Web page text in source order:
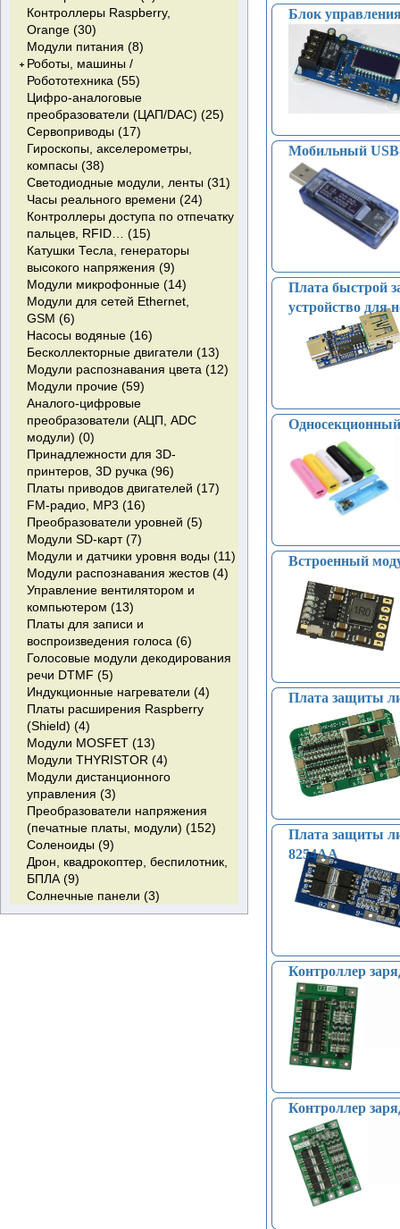
батарей (2)
Коммутационные
контроллеры (3)
Преобразователи переменного
тока в постоянный (243)
Драйверы для управления
затвором (4)
Контрольные цепи (9)
Коррекция коэффициента
мощности (PFC ) (2)
LED драйверы (4)
Супервизоры питания (11)
N-Channel IGBT с диодом
+Zener-protected (1)
Quad NPN With built-in avalanche
diode (0)
NPN/PNP Darlington с диодом (0)
USB (14)
Кнопочные переключатели (11)
термопары (24)
Датчики давления (11)
Датчики тока, трансформаторы
тока (0)
Датчики лазерные (1)
Датчики оптические (6)
Датчики пламени - Датчики
огня (7)
Контроллеры Raspberry,
Orange (30)
Модули питания (8)
Роботы, машины /
Робототехника (55)
Колеса, шасси, электродвигатели
(моторы) (34)
Аксессуары для робототехники (9)
Цифро-аналоговые
преобразователи (ЦАП/DAC) (25)
Сервоприводы (17)
Гироскопы, акселерометры,
компасы (38)
Светодиодные модули, ленты (31)
Часы реального времени (24)
Контроллеры доступа по отпечатку
пальцев, RFID… (15)
Катушки Тесла, генераторы
высокого напряжения (9)
Модули микрофонные (14)
Модули для сетей Ethernet,
GSM (6)
Насосы водяные (16)
Бесколлекторные двигатели (13)
Модули распознавания цвета (12)
Модули прочие (59)
Аналого-цифровые
преобразователи (АЦП, ADC
модули) (0)
Принадлежности для 3D-
принтеров, 3D ручка (96)
Платы приводов двигателей (17)
FM-радио, MP3 (16)
Преобразователи уровней (5)
Модули SD-карт (7)
Модули и датчики уровня воды (11)
Модули распознавания жестов (4)
Управление вентилятором и
компьютером (13)
Платы для записи и
воспроизведения голоса (6)
Голосовые модули декодирования
речи DTMF (5)
Индукционные нагреватели (4)
Платы расширения Raspberry
(Shield) (4)
Модули MOSFET (13)
Модули THYRISTOR (4)
Модули дистанционного
управления (3)
Преобразователи напряжения
(печатные платы, модули) (152)
Соленоиды (9)
Дрон, квадрокоптер, беспилотник,
БПЛА (9)
Солнечные панели (3)
Блок
Мобильный USB-
Плата быстрой
устройство для
Встроенный
Плата защиты
Плата защиты
8254AA
Контроллер
Контроллер